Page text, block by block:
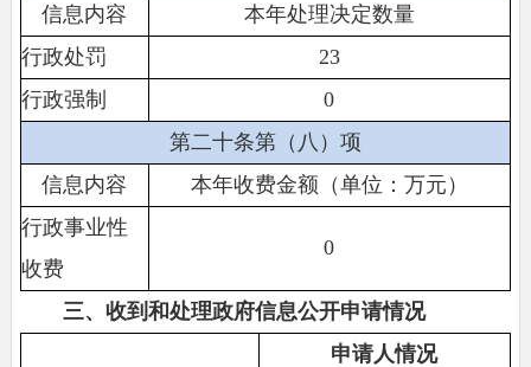
信息内容
本年处理决定数量
行政处罚
23
行政强制
0
第二十条第（八）项
信息内容
本年收费金额（单位：万元）
行政事业性
收费
0
三、收到和处理政府信息公开申请情况
申请人情况